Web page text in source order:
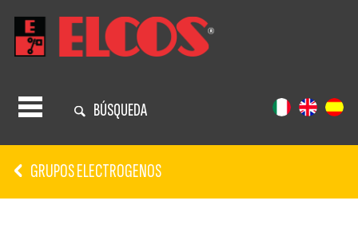
BÚSQUEDA
GRUPOS ELECTROGENOS